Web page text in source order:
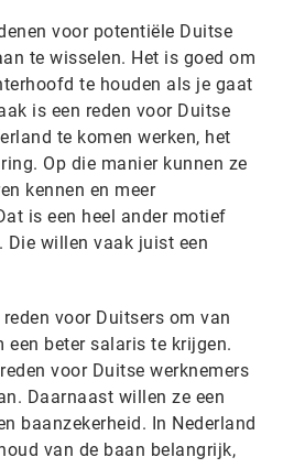
voor potentiële Duitse
te wisselen. Het is goed om
te houden als je gaat
is een reden voor Duitse
te komen werken, het
Op die manier kunnen ze
kennen en meer
is een heel ander motief
Die willen vaak juist een
voor Duitsers om van
een beter salaris te krijgen.
voor Duitse werknemers
Daarnaast willen ze een
baanzekerheid. In Nederland
van de baan belangrijk,